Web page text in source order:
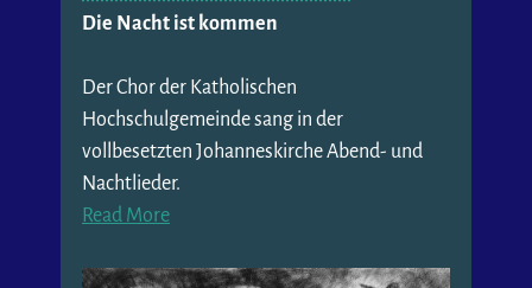
Die Nacht ist kommen
Der Chor der Katholischen
Hochschulgemeinde sang in der
vollbesetzten Johanneskirche Abend- und
Nachtlieder.
Read More